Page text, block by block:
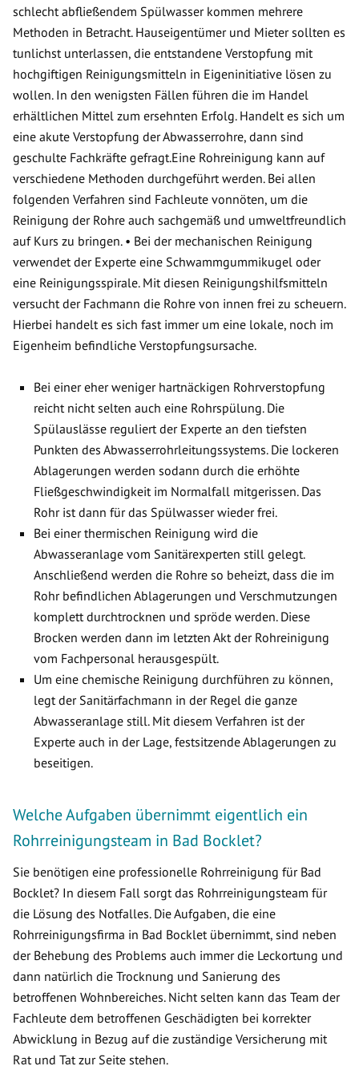
schlecht abfließendem Spülwasser kommen mehrere
Methoden in Betracht. Hauseigentümer und Mieter sollten es
tunlichst unterlassen, die entstandene Verstopfung mit
hochgiftigen Reinigungsmitteln in Eigeninitiative lösen zu
wollen. In den wenigsten Fällen führen die im Handel
erhältlichen Mittel zum ersehnten Erfolg. Handelt es sich um
eine akute Verstopfung der Abwasserrohre, dann sind
geschulte Fachkräfte gefragt.Eine Rohreinigung kann auf
verschiedene Methoden durchgeführt werden. Bei allen
folgenden Verfahren sind Fachleute vonnöten, um die
Reinigung der Rohre auch sachgemäß und umweltfreundlich
auf Kurs zu bringen. • Bei der mechanischen Reinigung
verwendet der Experte eine Schwammgummikugel oder
eine Reinigungsspirale. Mit diesen Reinigungshilfsmitteln
versucht der Fachmann die Rohre von innen frei zu scheuern.
Hierbei handelt es sich fast immer um eine lokale, noch im
Eigenheim befindliche Verstopfungsursache.
Bei einer eher weniger hartnäckigen Rohrverstopfung
reicht nicht selten auch eine Rohrspülung. Die
Spülauslässe reguliert der Experte an den tiefsten
Punkten des Abwasserrohrleitungssystems. Die lockeren
Ablagerungen werden sodann durch die erhöhte
Fließgeschwindigkeit im Normalfall mitgerissen. Das
Rohr ist dann für das Spülwasser wieder frei.
Bei einer thermischen Reinigung wird die
Abwasseranlage vom Sanitärexperten still gelegt.
Anschließend werden die Rohre so beheizt, dass die im
Rohr befindlichen Ablagerungen und Verschmutzungen
komplett durchtrocknen und spröde werden. Diese
Brocken werden dann im letzten Akt der Rohreinigung
vom Fachpersonal herausgespült.
Um eine chemische Reinigung durchführen zu können,
legt der Sanitärfachmann in der Regel die ganze
Abwasseranlage still. Mit diesem Verfahren ist der
Experte auch in der Lage, festsitzende Ablagerungen zu
beseitigen.
Welche Aufgaben übernimmt eigentlich ein
Rohrreinigungsteam in Bad Bocklet?
Sie benötigen eine professionelle Rohrreinigung für Bad
Bocklet? In diesem Fall sorgt das Rohrreinigungsteam für
die Lösung des Notfalles. Die Aufgaben, die eine
Rohrreinigungsfirma in Bad Bocklet übernimmt, sind neben
der Behebung des Problems auch immer die Leckortung und
dann natürlich die Trocknung und Sanierung des
betroffenen Wohnbereiches. Nicht selten kann das Team der
Fachleute dem betroffenen Geschädigten bei korrekter
Abwicklung in Bezug auf die zuständige Versicherung mit
Rat und Tat zur Seite stehen.